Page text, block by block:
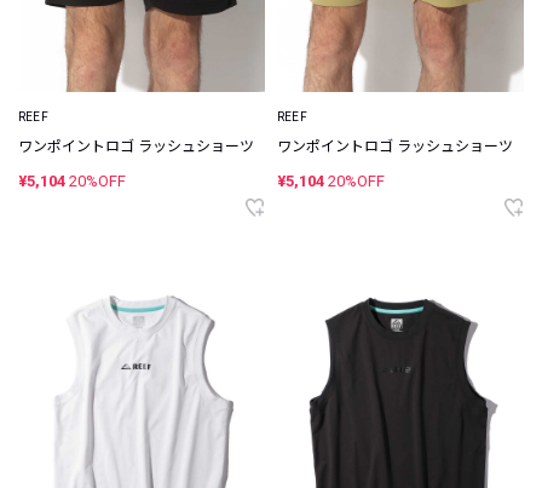
REEF
ワンポイントロゴ ラッシュショーツ
¥5,104 20%OFF
REEF
ワンポイントロゴ ラッシュショーツ
¥5,104 20%OFF